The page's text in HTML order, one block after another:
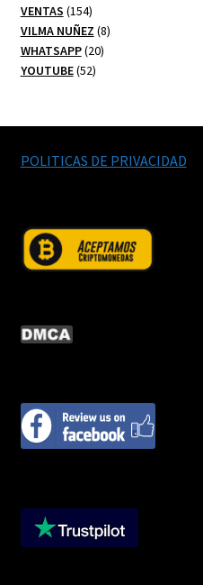
VENTAS 154154
productos
VILMA NUÑEZ 88
WHATSAPP 2020
YOUTUBE 5252
POLITICAS DE PRIVACIDAD